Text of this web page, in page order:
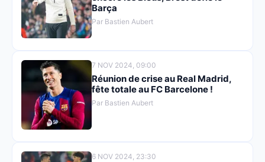
Barça
Par Bastien Aubert
7 NOV 2024, 09:00
Réunion de crise au Real Madrid,
fête totale au FC Barcelone !
Par Bastien Aubert
6 NOV 2024, 23:30